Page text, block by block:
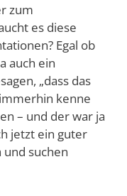
zum
es diese
Egal ob
auch ein
„dass das
kenne
– und der war ja
jetzt ein guter
suchen